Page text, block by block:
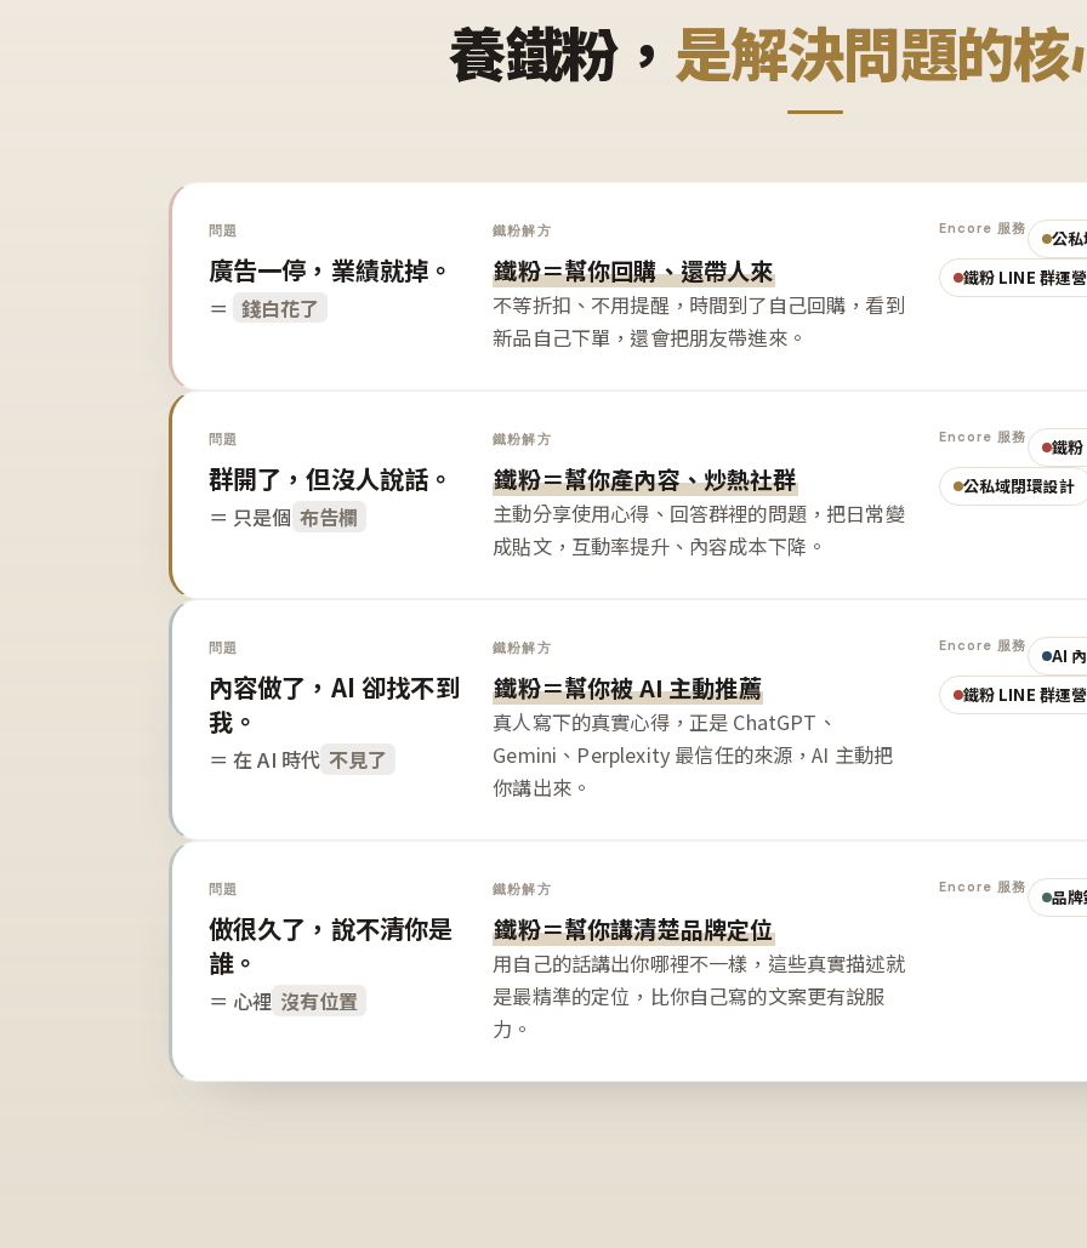
養鐵粉， 是解決問題的
問題
廣告一停，業績就掉。
＝ 錢白花了
鐵粉解方
鐵粉＝幫你回購、還帶人來
不等折扣、不用提醒，時間到了自己回購，看到
新品自己下單，還會把朋友帶進來。
Encore 服務
公
鐵粉 LINE 群運營
問題
群開了，但沒人說話。
＝ 只是個 布告欄
鐵粉解方
鐵粉＝幫你產內容、炒熱社群
主動分享使用心得、回答群裡的問題，把日常變
成貼文，互動率提升、內容成本下降。
Encore 服務
鐵
公私域閉環設計
問題
內容做了，AI 卻找不到
我。
＝ 在 AI 時代 不見了
鐵粉解方
鐵粉＝幫你被 AI 主動推薦
真人寫下的真實心得，正是 ChatGPT、
Gemini、Perplexity 最信任的來源，AI 主動把
你講出來。
Encore 服務
AI
鐵粉 LINE 群運營
問題
做很久了，說不清你是
誰。
＝ 心裡 沒有位置
鐵粉解方
鐵粉＝幫你講清楚品牌定位
用自己的話講出你哪裡不一樣，這些真實描述就
是最精準的定位，比你自己寫的文案更有說服
力。
Encore 服務 品